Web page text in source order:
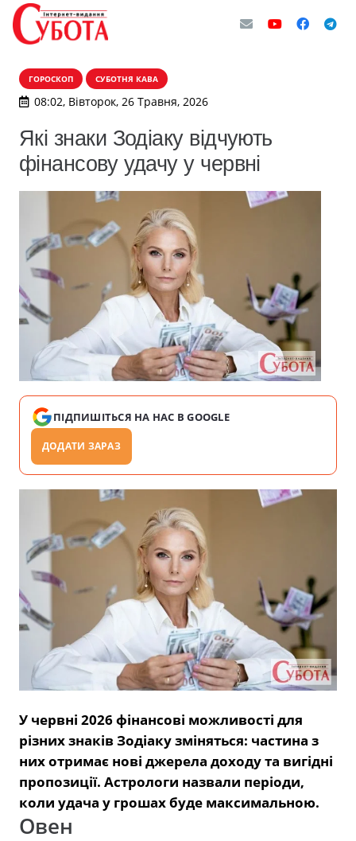
ГОРОСКОП СУБОТНЯ КАВА
08:02, Вівторок, 26 Травня, 2026
Які знаки Зодіаку відчують
фінансову удачу у червні
ПІДПИШІТЬСЯ НА НАС В GOOGLE
ДОДАТИ ЗАРАЗ
У червні 2026 фінансові можливості для
різних знаків Зодіаку зміняться: частина з
них отримає нові джерела доходу та вигідні
пропозиції. Астрологи назвали періоди,
коли удача у грошах буде максимальною.
Овен